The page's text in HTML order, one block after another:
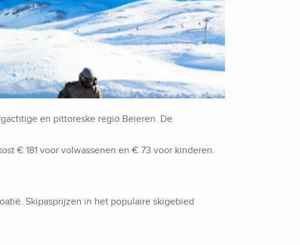
en pittoreske regio Beieren. De
€ 181 voor volwassenen en € 73 voor kinderen.
Skipasprijzen in het populaire skigebied